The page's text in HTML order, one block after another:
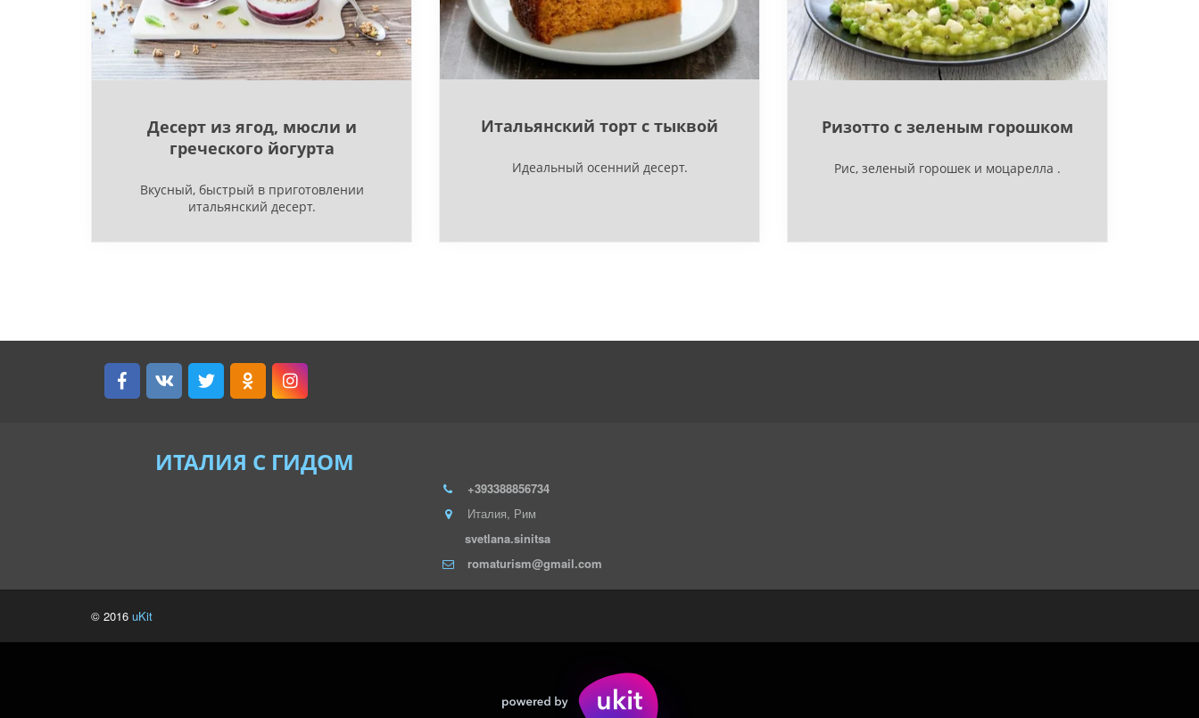
Десерт из ягод, мюсли и
греческого йогурта
Вкусный, быстрый в приготовлении
итальянский десерт.
Итальянский торт с тыквой
Идеальный осенний десерт.
Ризотто с зеленым горошком
Рис, зеленый горошек и моцарелла .
ИТАЛИЯ С ГИДОМ
+393388856734
Италия, Рим
svetlana.sinitsa
romaturism@gmail.com
© 2016 uKit